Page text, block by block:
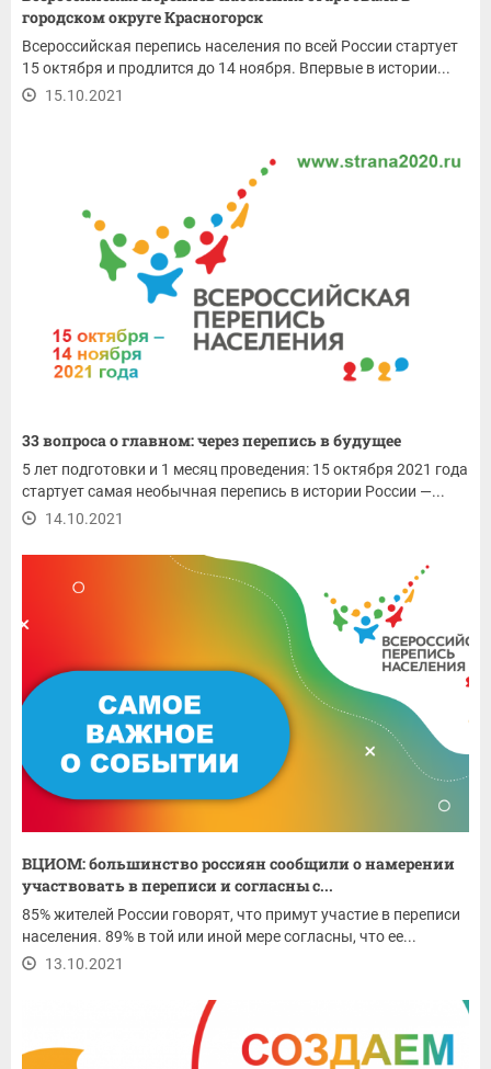
городском округе Красногорск
Всероссийская перепись населения по всей России стартует
15 октября и продлится до 14 ноября. Впервые в истории...
15.10.2021
33 вопроса о главном: через перепись в будущее
5 лет подготовки и 1 месяц проведения: 15 октября 2021 года
стартует самая необычная перепись в истории России —...
14.10.2021
ВЦИОМ: большинство россиян сообщили о намерении
участвовать в переписи и согласны с...
85% жителей России говорят, что примут участие в переписи
населения. 89% в той или иной мере согласны, что ее...
13.10.2021